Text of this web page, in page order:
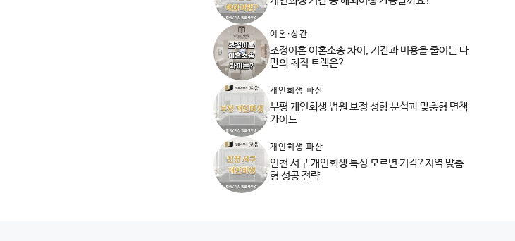
이혼·상간
조정이혼 이혼소송 차이, 기간과 비용을 줄이는 나
만의 최적 트랙은?
개인회생 파산
부평 개인회생 법원 보정 성향 분석과 맞춤형 면책
가이드
개인회생 파산
인천 서구 개인회생 특성 모르면 기각?지역 맞춤
형 성공 전략